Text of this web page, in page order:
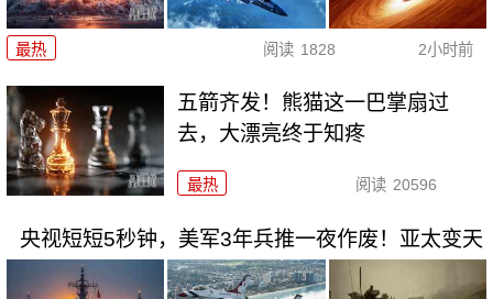
最热 阅读 1828 2小时前
五箭齐发！熊猫这一巴掌扇过
去，大漂亮终于知疼
最热 阅读 20596
央视短短5秒钟，美军3年兵推一夜作废！亚太变天